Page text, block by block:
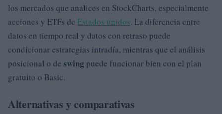
los mercados que analices en StockCharts, especialmente
acciones y ETFs de Estados unidos. La diferencia entre
datos en tiempo real y datos con retraso puede
condicionar estrategias intradía, mientras que el análisis
posicional o de swing puede funcionar bien con el plan
gratuito o Basic.
Alternativas y comparativas